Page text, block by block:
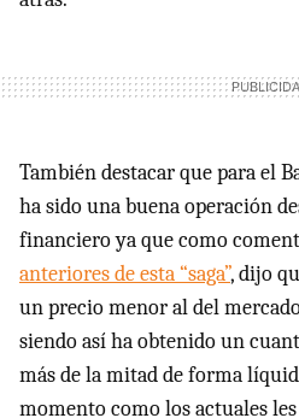
También destacar que para el
ha sido una buena operación
financiero ya que como
anteriores de esta “saga”, dijo
un precio menor al del
siendo así ha obtenido un
más de la mitad de forma
momento como los actuales